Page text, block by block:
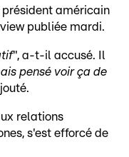
américain
publiée mardi.
", a-t-il accusé. Il
pensé voir ça de
relations
s'est efforcé de